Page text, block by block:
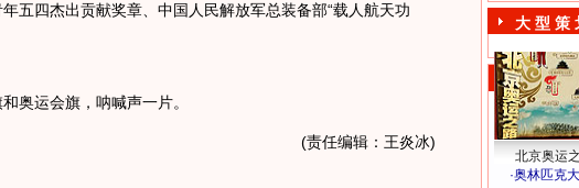
五四杰出贡献奖章、中国人民解放军总装备部“载人航天功
运会旗，呐喊声一片。
(责任编辑：王炎冰)
大 型 策
北京奥运
·奥林匹克